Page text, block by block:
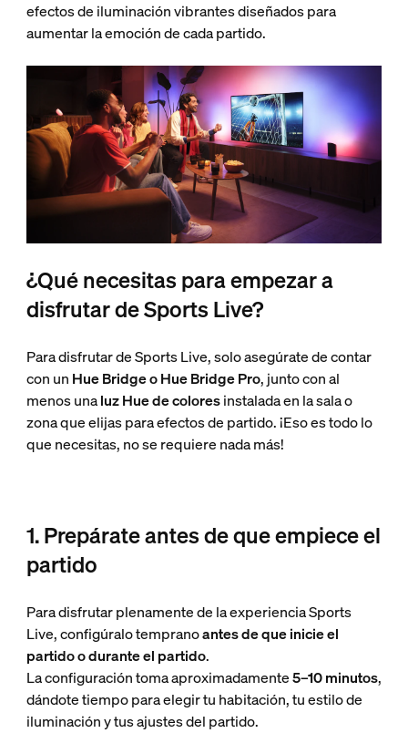
efectos de iluminación vibrantes diseñados para
aumentar la emoción de cada partido.
¿Qué necesitas para empezar a
disfrutar de Sports Live?
Para disfrutar de Sports Live, solo asegúrate de contar
con un Hue Bridge o Hue Bridge Pro, junto con al
menos unaluz Hue de coloresinstalada en la sala o
zona que elijas para efectos de partido. ¡Eso es todo lo
que necesitas, no se requiere nada más!
1. Prepárate antes de que empiece el
partido
Para disfrutar plenamente de la experiencia Sports
Live, configúralo tempranoantes de que inicie el
partido o durante el partido.
La configuración toma aproximadamente5–10 minutos,
dándote tiempo para elegir tu habitación, tu estilo de
iluminación y tus ajustes del partido.